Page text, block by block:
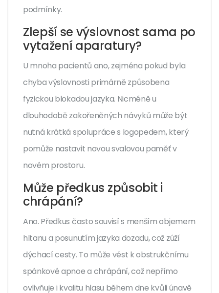
podmínky.
Zlepší se výslovnost sama po
vytažení aparatury?
U mnoha pacientů ano, zejména pokud byla
chyba výslovnosti primárně způsobena
fyzickou blokadou jazyka. Nicméně u
dlouhodobě zakořeněných návyků může být
nutná krátká spolupráce s logopedem, který
pomůže nastavit novou svalovou paměť v
novém prostoru.
Může předkus způsobit i
chrápání?
Ano. Předkus často souvisí s menším objemem
hltanu a posunutím jazyka dozadu, což zúží
dýchací cesty. To může vést k obstrukčnímu
spánkové apnoe a chrápání, což nepřímo
ovlivňuje i kvalitu hlasu během dne kvůli únavě